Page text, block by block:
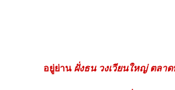
อยู่ย่าน ฝั่งธน วงเวียนใหญ่ ตลา